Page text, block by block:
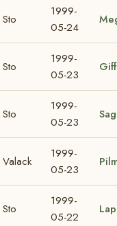
Sto
1999-
05-24
Sto
1999-
05-23
Sto
1999-
05-23
Valack
1999-
05-23
Sto
1999-
05-22